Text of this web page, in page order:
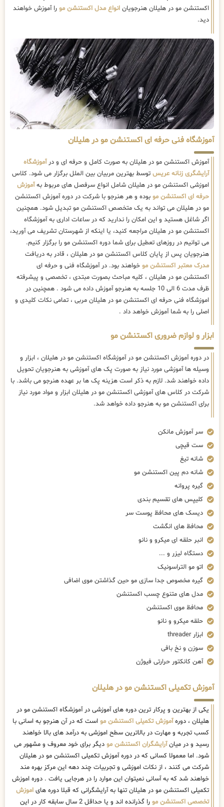
اکستنشن مو در هلیلان هنرجویان انواع مدل اکستنشن مو را آموزش خواهند
دید.
آموزشگاه فنی حرفه ای اکستنشن مو در هلیلان
آموزش اکستنشن مو در هلیلان به صورت کامل و حرفه ای و درآموزشگاه
آرایشگری زنانه عریس توسط بهترین مربیان بین الملل برگزار می شود. کلاس
اموزشی اکستنشن مو در هلیلان شامل انواع سرفصل های مربوط بهآموزش
حرفه ای اکستنشن مو بوده و هر هنرجو با شرکت در دوره آموزش اکستنشن
مو در هلیلان می تواند به یک متخصص اکستنشن مو تبدیل شود. همچنین
اگر شاغل هستید و این امکان را ندارید که در ساعات اداری به آموزشگاه
اکستنشن مو در هلیلان مراجعه کنید، یا اینکه از شهرستان تشریف می آورید،
می توانیم در روزهای تعطیل برای شما دوره اکستنشن مو را برگزار کنیم.
هنرجویان پس از پایان کلاس اکستنشن مو در هلیلان ، قادر به دریافت
مدرک معتبر اکستنشن مو خواهند بود. در آموزشگاه فنی و حرفه ای
اکستنشن مو در هلیلان ، کلیه مباحث بصورت مبتدی ، تخصصی و پیشرفته
ظرف مدت 6 الی 10 جلسه به هنرجو آموزش داده می شود . همچنین در
اموزشگاه فنی حرفه ای اکستنشن مو در هلیلان مربی ، تمامی نکات کلیدی و
اصلی را به شما آموزش خواهد داد .
ابزار و لوازم ضروری اکستنشن مو
در دوره آموزش اکستنشن مو در آموزشگاه اکستنشن مو در هلیلان ، ابزار و
وسیله ها آموزشی مورد نیاز به صورت پک های آموزشی به هنرجویان تحویل
داده خواهند شد. لازم به ذکر است هزینه پک ها بر عهده هنرجو می باشد. با
شرکت در کلاس های آموزشی اکستنشن مو در هلیلان ابزار و مواد مورد نیاز
برای اکستنشن مو به هنرجو داده خواهد شد.
سر آموزش مانکن
ست قیچی
شانه تیغ
شانه دم پین اکستنشن مو
گیره پروانه
کلیپس های تقسیم بندی
دیسک های محافظ پوست سر
محافظ های انگشت
انبر حلقه ای میکرو و نانو
دستگاه لیزر و ...
اتو مو التراسونیک
گیره مخصوص جدا سازی مو حین گذاشتن موی اضافی
مدل های متنوع چسب اکستنشن
محافظ موی اکستنشن
حلقه میکرو و نانو
ابزار threader
سوزن و نخ بافی
آهن کانکتور حرارتی فیوژن
آموزش تکمیلی اکستنشن مو در هلیلان
یکی از بهترین و پرکار ترین دوره های آموزشی در آموزشگاه اکستنشن مو در
هلیلان ، دورهآموزش تکمیلی اکستنشن مو است که در آن هنرجو به اسانی با
کسب تجربه و مهارت در بالاترین سطح اموزشی به درآمد های بالا خواهند
رسید و در میانآرایشگران اکستنشن مو دیگر برای خود معروف و مشهور می
شود. اما معمولا کسانی که در دوره آموزش تکمیلی اکستنشن مو در هلیلان
شرکت می کنند ، از نکات اموزشی و تجربیات چند دهه این مرکز بهره مند
خواهند شد که به آسانی نمیتوان این موارد را در هرجایی یافت . دوره اموزش
تکمیلی اکستنشن مو در هلیلان تنها به آرایشگرانی که قبلا دوره های اموزش
تخصصی اکستنشن مو
را گذرانده اند و یا حداقل 2 سال سابقه کار در این